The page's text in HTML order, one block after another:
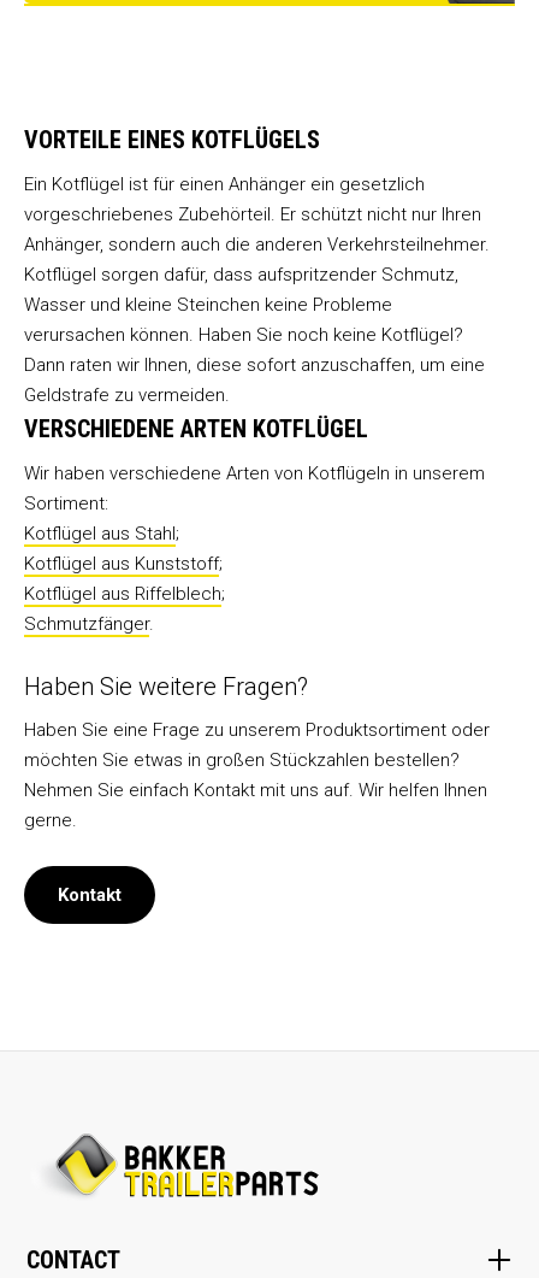
VORTEILE EINES KOTFLÜGELS
Ein Kotflügel ist für einen Anhänger ein gesetzlich
vorgeschriebenes Zubehörteil. Er schützt nicht nur Ihren
Anhänger, sondern auch die anderen Verkehrsteilnehmer.
Kotflügel sorgen dafür, dass aufspritzender Schmutz,
Wasser und kleine Steinchen keine Probleme
verursachen können. Haben Sie noch keine Kotflügel?
Dann raten wir Ihnen, diese sofort anzuschaffen, um eine
Geldstrafe zu vermeiden.
VERSCHIEDENE ARTEN KOTFLÜGEL
Wir haben verschiedene Arten von Kotflügeln in unserem
Sortiment:
Kotflügel aus Stahl;
Kotflügel aus Kunststoff;
Kotflügel aus Riffelblech;
Schmutzfänger.
Haben Sie weitere Fragen?
Haben Sie eine Frage zu unserem Produktsortiment oder
möchten Sie etwas in großen Stückzahlen bestellen?
Nehmen Sie einfach Kontakt mit uns auf. Wir helfen Ihnen
gerne.
Kontakt
CONTACT